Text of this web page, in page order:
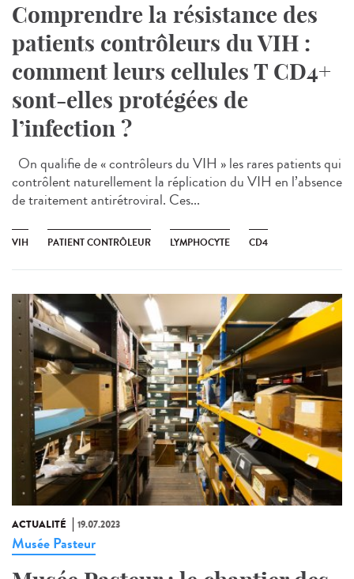
Comprendre la résistance des
patients contrôleurs du VIH :
comment leurs cellules T CD4+
sont-elles protégées de
l’infection ?
On qualifie de « contrôleurs du VIH » les rares patients qui
contrôlent naturellement la réplication du VIH en l’absence
de traitement antirétroviral. Ces...
VIH PATIENT CONTRÔLEUR LYMPHOCYTE CD4
ACTUALITÉ 19.07.2023
Musée Pasteur